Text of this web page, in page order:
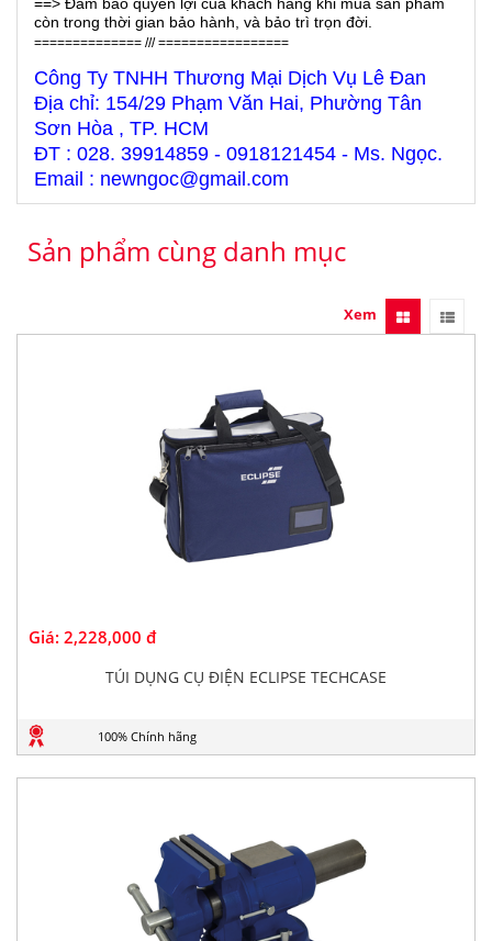
còn trong thời gian bảo hành, và bảo trì trọn đời.
============== /// =================
Công Ty TNHH Thương Mại Dịch Vụ Lê Đan
Địa chỉ: 154/29 Phạm Văn Hai, Phường Tân
Sơn Hòa , TP. HCM
ĐT : 028. 39914859 - 0918121454 - Ms. Ngọc.
Email : newngoc@gmail.com
Sản phẩm cùng danh mục
Xem
Giá: 2,228,000 đ
TÚI DỤNG CỤ ĐIỆN ECLIPSE TECHCASE
100% Chính hãng